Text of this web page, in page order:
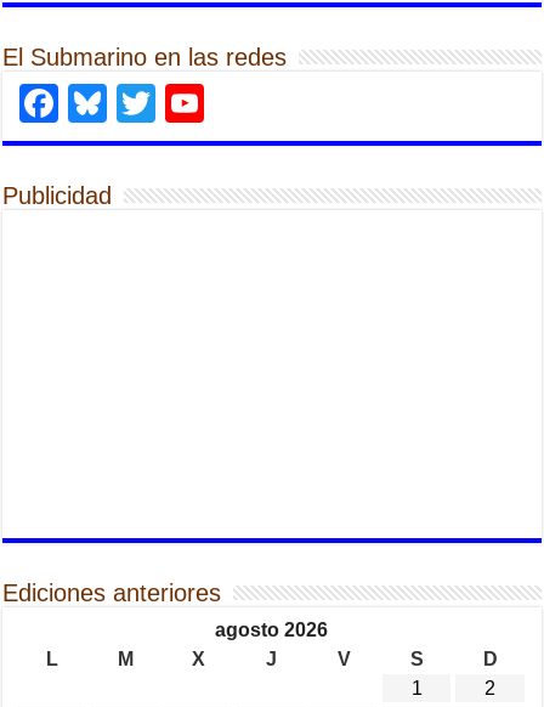
El Submarino en las redes
Facebook
Bluesky
Twitter
Publicidad
Ediciones anteriores
agosto 2026
L
M X J V S
D
1
2